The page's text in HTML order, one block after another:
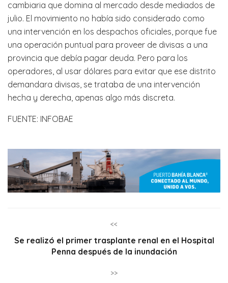
cambiaria que domina al mercado desde mediados de
julio. El movimiento no había sido considerado como
una intervención en los despachos oficiales, porque fue
una operación puntual para proveer de divisas a una
provincia que debía pagar deuda. Pero para los
operadores, al usar dólares para evitar que ese distrito
demandara divisas, se trataba de una intervención
hecha y derecha, apenas algo más discreta.
FUENTE: INFOBAE
<<
Se realizó el primer trasplante renal en el Hospital
Penna después de la inundación
>>